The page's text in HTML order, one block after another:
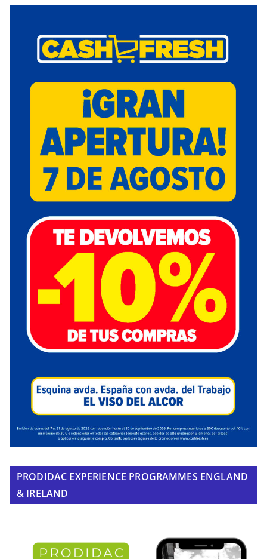
PRODIDAC EXPERIENCE PROGRAMMES ENGLAND
& IRELAND